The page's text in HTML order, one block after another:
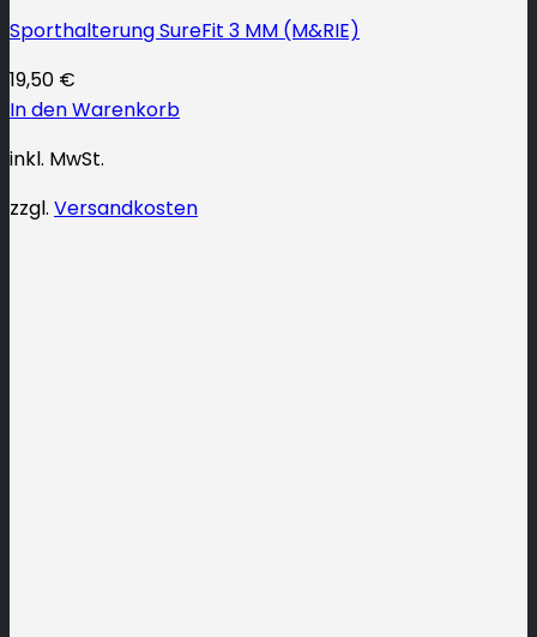
Sporthalterung SureFit 3 MM (M&RIE)
19,50 €
In den Warenkorb
inkl. MwSt.
zzgl. Versandkosten